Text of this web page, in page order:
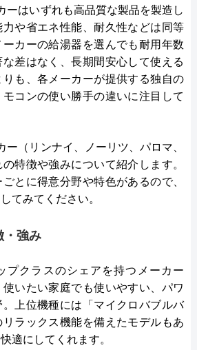
ーはいずれも高品質な製品を製造し
や省エネ性能、耐久性などは同等
カーの給湯器を選んでも耐用年数
差はなく、長期間安心して使える
も、各メーカーが提供する独自の
コンの使い勝手の違いに注目して
ー（リンナイ、ノーリツ、パロマ、
特徴や強みについて紹介します。
とに得意分野や特色があるので、
てみてください。
・強み
プクラスのシェアを持つメーカー
いたい家庭でも使いやすい、パワ
上位機種には「マイクロバブルバ
ラックス機能を備えたモデルもあ
適にしてくれます。